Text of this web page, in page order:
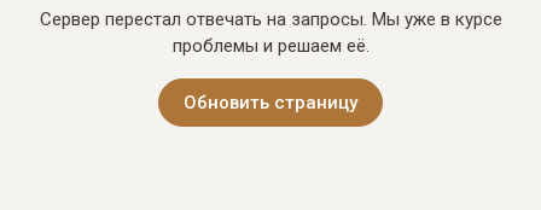
Сервер перестал отвечать на запросы. Мы уже в курсе
проблемы и решаем её.
Обновить страницу